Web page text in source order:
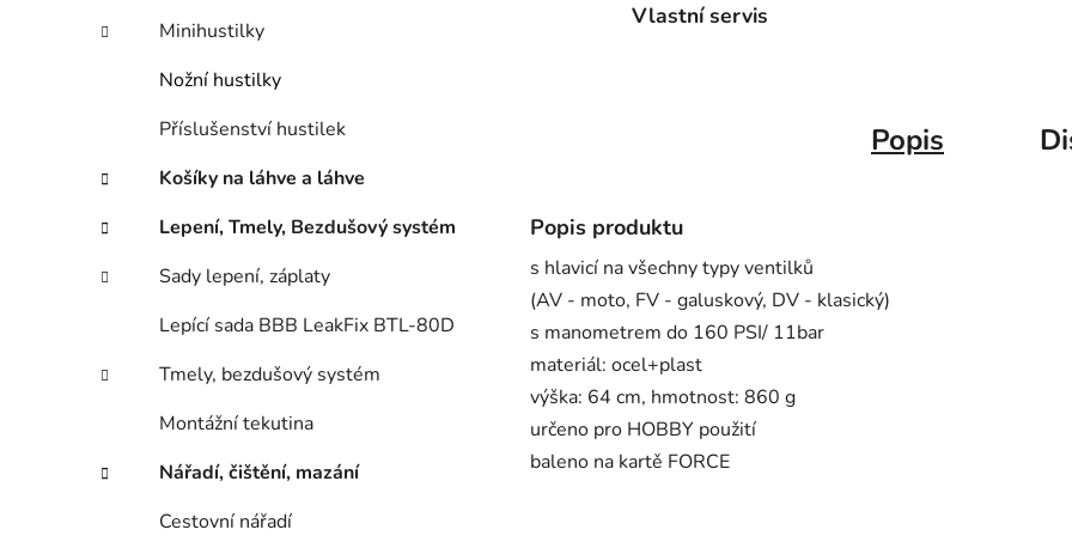
Minihustilky
Nožní hustilky
Příslušenství hustilek
Košíky na láhve a láhve
Lepení, Tmely, Bezdušový systém
Sady lepení, záplaty
Lepící sada BBB LeakFix BTL-80D
Tmely, bezdušový systém
Montážní tekutina
Nářadí, čištění, mazání
Cestovní nářadí
Vlastní servis
Popis
Popis produktu
s hlavicí na všechny typy ventilků
(AV - moto, FV - galuskový, DV - klasický)
s manometrem do 160 PSI/ 11bar
materiál: ocel+plast
výška: 64 cm, hmotnost: 860 g
určeno pro HOBBY použití
baleno na kartě FORCE